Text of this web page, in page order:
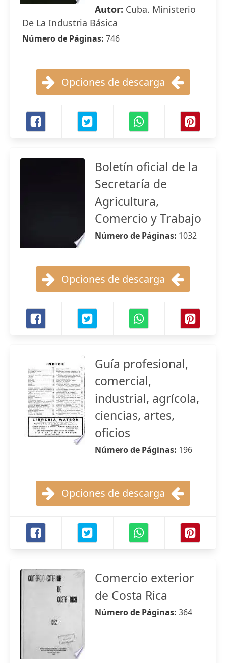
Autor: Cuba. Ministerio
De La Industria Básica
Número de Páginas: 746
Opciones de descarga
Boletín oficial de la
Secretaría de
Agricultura,
Comercio y Trabajo
Número de Páginas: 1032
Opciones de descarga
Guía profesional,
comercial,
industrial, agrícola,
ciencias, artes,
oficios
Número de Páginas: 196
Opciones de descarga
Comercio exterior
de Costa Rica
Número de Páginas: 364